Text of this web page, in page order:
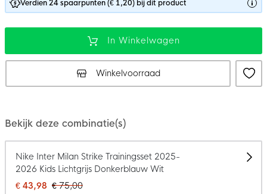
Verdien 24 spaarpunten (€ 1,20) bij dit product
In Winkelwagen
Winkelvoorraad
Bekijk deze combinatie(s)
Nike Inter Milan Strike Trainingsset 2025-
2026 Kids Lichtgrijs Donkerblauw Wit
€ 43,98 € 75,00